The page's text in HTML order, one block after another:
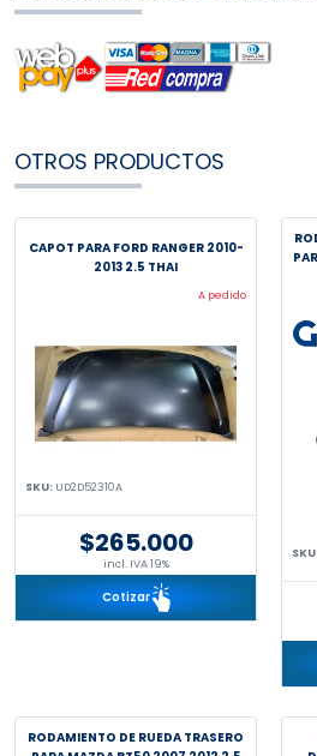
OTROS PRODUCTOS
CAPOT PARA FORD RANGER 2010-
2013 2.5 THAI
A pedido
SKU: UD2D52310A
$265.000
incl. IVA 19%
Cotizar
RODAMIENTO DE RUEDA TRASERO